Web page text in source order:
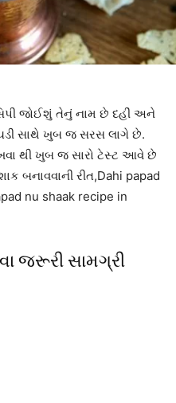
જોઈશું તેનું નામ છે દહીં અને
સાથે ખુબ જ સરસ લાગે છે.
થી ખુબ જ સારો ટેસ્ટ આવે છે
બનાવવાની રીત,Dahi papad
nu shaak recipe in
જરૂરી સામગ્રી